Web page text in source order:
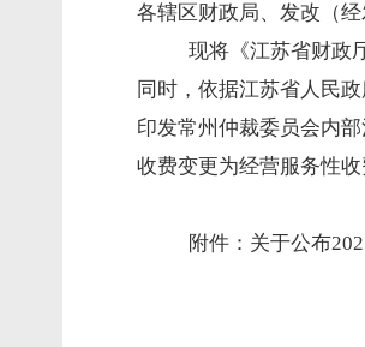
各辖区财政局、发改（
现将《江苏省财政
同时，依据江苏省人民
印发常州仲裁委员会内
收费变更为经营服务性收
附件：关于公布